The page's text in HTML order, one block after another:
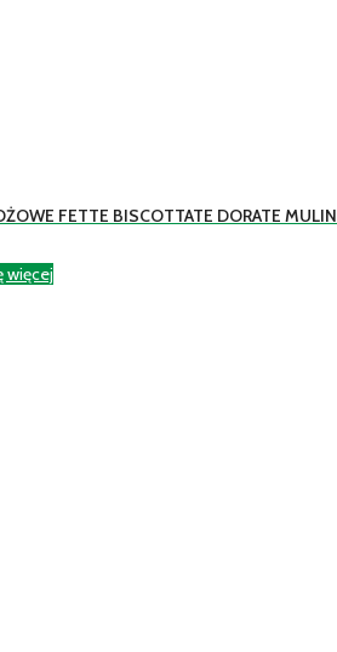
FETTE BISCOTTATE DORATE
więcej